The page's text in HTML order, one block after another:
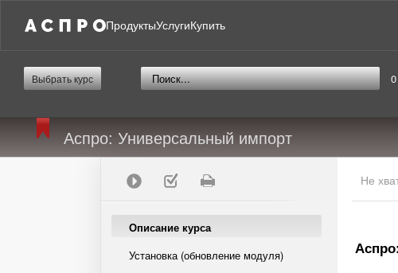
ПродуктыУслугиКупить
Выбрать курс 0
Аспро: Универсальный импорт
Описание курса
Установка (обновление модуля)
Не